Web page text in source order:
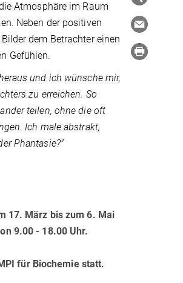
Atmosphäre im Raum
Neben der positiven
dem Betrachter einen
Gefühlen.
und ich wünsche mir,
zu erreichen. So
teilen, ohne die oft
Ich male abstrakt,
Phantasie?"
17. März bis zum 6. Mai
9.00 - 18.00 Uhr.
für Biochemie statt.